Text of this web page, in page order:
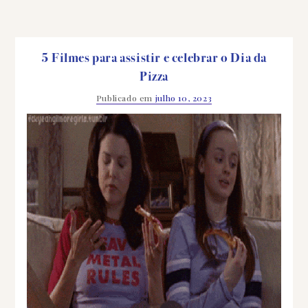
5 Filmes para assistir e celebrar o Dia da
Pizza
Publicado em julho 10, 2023